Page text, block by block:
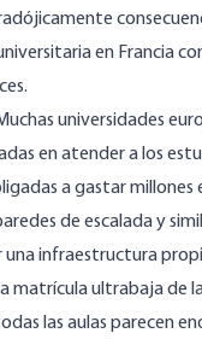
en Francia
universidades
en atender a los
a gastar
de escalada y
una infraestructura
matrícula ultrabaja de
las aulas parecen